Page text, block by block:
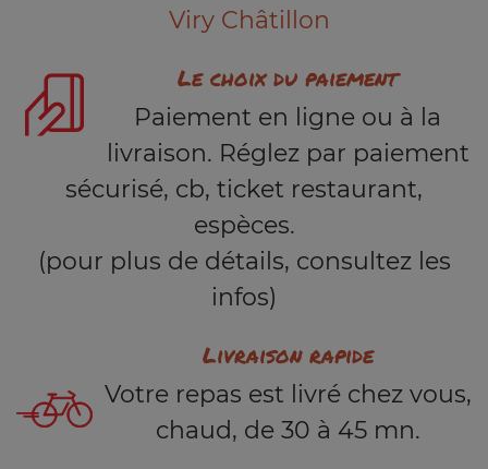
Viry Châtillon
Le choix du paiement
Paiement en ligne ou à la
livraison. Réglez par paiement
sécurisé, cb, ticket restaurant,
espèces.
(pour plus de détails, consultez les
infos)
Livraison rapide
Votre repas est livré chez vous,
chaud, de 30 à 45 mn.